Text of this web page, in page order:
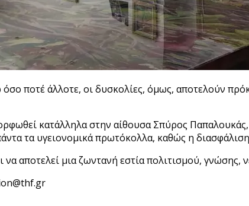
όσο ποτέ άλλοτε, οι δυσκολίες, όμως, αποτελούν
κατάλληλα στην αίθουσα Σπύρος
τα υγειονομικά πρωτόκολλα, καθώς η
αποτελεί μια ζωντανή εστία πολιτισμού, γνώσης,